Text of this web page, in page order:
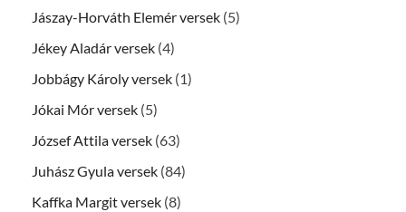
Jászay-Horváth Elemér versek (5)
Jékey Aladár versek (4)
Jobbágy Károly versek (1)
Jókai Mór versek (5)
József Attila versek (63)
Juhász Gyula versek (84)
Kaffka Margit versek (8)